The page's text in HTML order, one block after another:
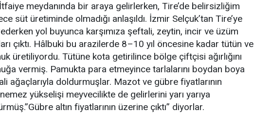
meydanında bir araya gelirlerken, Tire’de belirsizliğim
süt üretiminde olmadığı anlaşıldı. İzmir Selçuk’tan Tire’ye
yol buyunca karşımıza şeftali, zeytin, incir ve üzüm
çıktı. Hâlbuki bu arazilerde 8–10 yıl öncesine kadar tütün ve
üretiliyordu. Tütüne kota getirilince bölge çiftçisi ağırlığını
vermiş. Pamukta para etmeyince tarlalarını boydan boya
ağaçlarıyla doldurmuşlar. Mazot ve gübre fiyatlarının
yükselişi meyvecilikte de gelirlerini yarı yarıya
altın fiyatlarının üzerine çıktı” diyorlar.